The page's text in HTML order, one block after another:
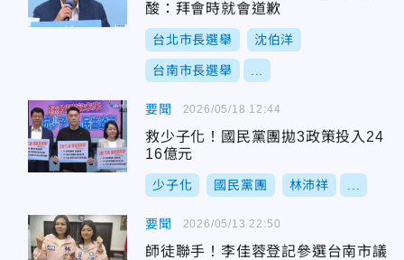
酸：拜會時就會道歉
台北市長選舉 沈伯洋
台南市長選舉
要聞
救少子化！國民黨團拋3政策投入24
16億元
少子化 國民黨團 林沛祥
2026/05/18 12:44
要聞
師徒聯手！李佳蓉登記參選台南市議
2026/05/13 22:50